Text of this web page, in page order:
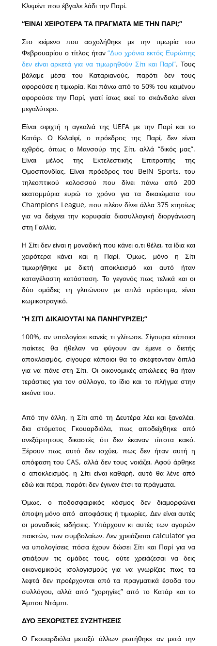
Κλεμέντ που έβγαλε λάδι την Παρί.
“ΕΙΝΑΙ ΧΕΙΡΟΤΕΡΑ ΤΑ ΠΡΑΓΜΑΤΑ ΜΕ ΤΗΝ ΠΑΡΙ;”
Στο κείμενο που ασχολήθηκε με την τιμωρία του
Φεβρουαρίου ο τίτλος ήταν “Δυο χρόνια εκτός Ευρώπης
δεν είναι αρκετά για να τιμωρηθούν Σίτι και Παρί”. Τους
βάλαμε μέσα του Καταριανούς, παρότι δεν τους
αφορούσε η τιμωρία. Και πάνω από το 50% του κειμένου
αφορούσε την Παρί, γιατί ίσως εκεί το σκάνδαλο είναι
μεγαλύτερο.
Είναι σφιχτή η αγκαλιά της UEFA με την Παρί και το
Κατάρ. Ο Κελαϊφί, ο πρόεδρος της Παρί, δεν είναι
εχθρός, όπως ο Μανσούρ της Σίτι, αλλά “δικός μας”.
Είναι μέλος της Εκτελεστικής Επιτροπής της
Ομοσπονδίας. Είναι πρόεδρος του BeIN Sports, του
τηλεοπτικού κολοσσού που δίνει πάνω από 200
εκατομμύρια ευρώ το χρόνο για τα δικαιώματα του
Champions League, που πλέον δίνει άλλα 375 ετησίως
για να δείχνει την κορυφαία διασυλλογική διοργάνωση
στη Γαλλία.
Η Σίτι δεν είναι η μοναδική που κάνει ο,τι θέλει, τα ίδια και
χειρότερα κάνει και η Παρί. Όμως, μόνο η Σίτι
τιμωρήθηκε με διετή αποκλεισμό και αυτό ήταν
καταγέλαστη κατάσταση. Το γεγονός πως τελικά και οι
δύο ομάδες τη γλιτώνουν με απλά πρόστιμα, είναι
κωμικοτραγικό.
“Η ΣΙΤΙ ΔΙΚΑΙΟΥΤΑΙ ΝΑ ΠΑΝΗΓΥΡΙΖΕΙ;”
100%, αν υπολογίσει κανείς τι γλίτωσε. Σίγουρα κάποιοι
παίκτες θα ήθελαν να φύγουν αν έμενε ο διετής
αποκλεισμός, σίγουρα κάποιοι θα το σκέφτονταν διπλά
για να πάνε στη Σίτι. Οι οικονομικές απώλειες θα ήταν
τεράστιες για τον σύλλογο, το ίδιο και το πλήγμα στην
εικόνα του.
Από την άλλη, η Σίτι από τη Δευτέρα λέει και ξαναλέει,
δια στόματος Γκουαρδιόλα, πως αποδείχθηκε από
ανεξάρτητους δικαστές ότι δεν έκαναν τίποτα κακό.
Ξέρουν πως αυτό δεν ισχύει, πως δεν ήταν αυτή η
απόφαση του CAS, αλλά δεν τους νοιάζει. Αφού άρθηκε
ο αποκλεισμός, η Σίτι είναι καθαρή, αυτό θα λένε από
εδώ και πέρα, παρότι δεν έγιναν έτσι τα πράγματα.
Όμως, ο ποδοσφαιρικός κόσμος δεν διαμορφώνει
άποψη μόνο από αποφάσεις ή τιμωρίες. Δεν είναι αυτές
οι μοναδικές ειδήσεις. Υπάρχουν κι αυτές των αγορών
παικτών, των συμβολαίων. Δεν χρειάζεσαι calculator για
να υπολογίσεις πόσα έχουν δώσει Σίτι και Παρί για να
φτιάξουν τις ομάδες τους, ούτε χρειάζεσαι να δεις
οικονομικούς ισολογισμούς για να γνωρίζεις πως τα
λεφτά δεν προέρχονται από τα πραγματικά έσοδα του
συλλόγου, αλλά από “χορηγίες” από το Κατάρ και το
Άμπου Ντάμπι.
ΔΥΟ ΞΕΧΩΡΙΣΤΕΣ ΣΥΖΗΤΗΣΕΙΣ
Ο Γκουαρδιόλα μεταξύ άλλων ρωτήθηκε αν μετά την